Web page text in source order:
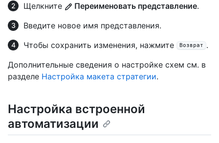
Щелкните
Переименовать представление.
Введите новое имя представления.
Чтобы сохранить изменения, нажмите
Возврат
.
Дополнительные сведения о настройке схем см. в
разделе Настройка макета стратегии.
Настройка встроенной
автоматизации